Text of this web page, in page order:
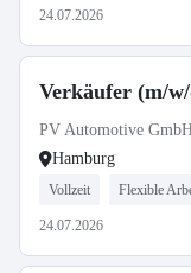
24.07.2026
Verkäufer (m/
PV Automotive
Hamburg
Vollzeit Flexible
24.07.2026